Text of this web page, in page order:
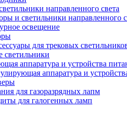
направленного света
и светильники направленного
освещение
для трековых
аппаратура и устройства
аппаратура и
для газоразрядных лапм
для галогенных ламп